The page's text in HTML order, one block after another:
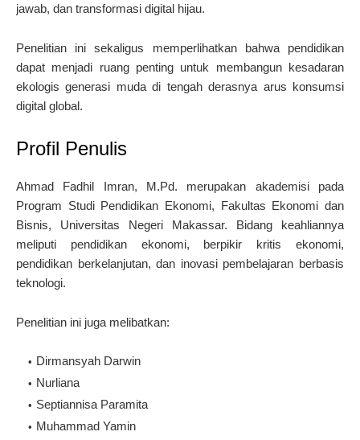
jawab, dan transformasi digital hijau.
Penelitian ini sekaligus memperlihatkan bahwa pendidikan
dapat menjadi ruang penting untuk membangun kesadaran
ekologis generasi muda di tengah derasnya arus konsumsi
digital global.
Profil Penulis
Ahmad Fadhil Imran, M.Pd. merupakan akademisi pada
Program Studi Pendidikan Ekonomi, Fakultas Ekonomi dan
Bisnis, Universitas Negeri Makassar. Bidang keahliannya
meliputi pendidikan ekonomi, berpikir kritis ekonomi,
pendidikan berkelanjutan, dan inovasi pembelajaran berbasis
teknologi.
Penelitian ini juga melibatkan:
Dirmansyah Darwin
Nurliana
Septiannisa Paramita
Muhammad Yamin